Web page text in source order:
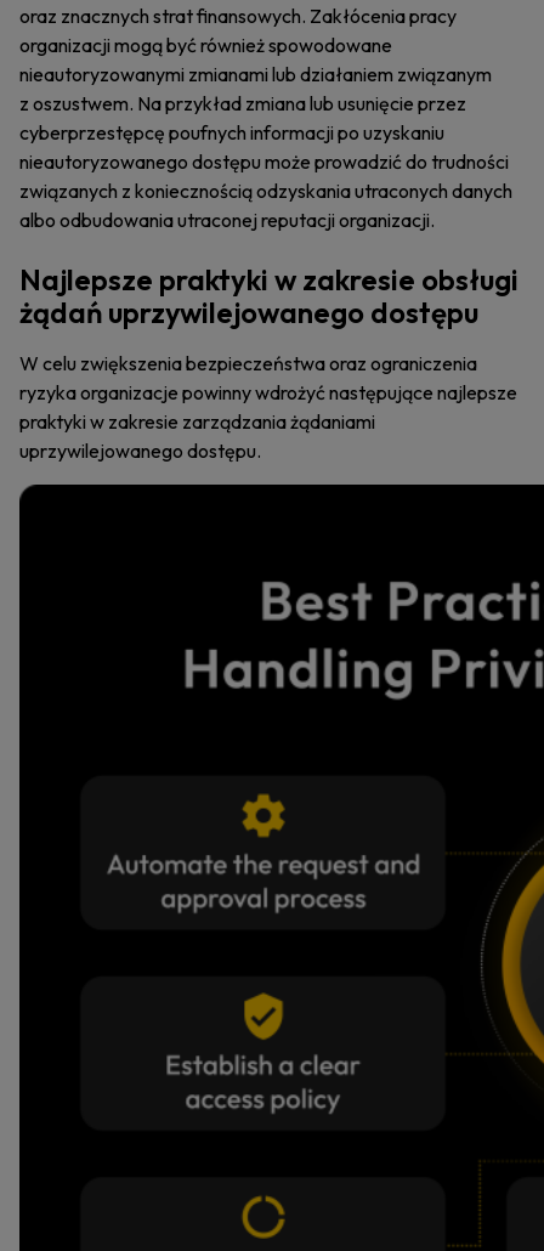
oraz znacznych strat finansowych. Zakłócenia pracy
organizacji mogą być również spowodowane
nieautoryzowanymi zmianami lub działaniem związanym
z oszustwem. Na przykład zmiana lub usunięcie przez
cyberprzestępcę poufnych informacji po uzyskaniu
nieautoryzowanego dostępu może prowadzić do trudności
związanych z koniecznością odzyskania utraconych danych
albo odbudowania utraconej reputacji organizacji.
Najlepsze praktyki w zakresie obsługi
żądań uprzywilejowanego dostępu
W celu zwiększenia bezpieczeństwa oraz ograniczenia
ryzyka organizacje powinny wdrożyć następujące najlepsze
praktyki w zakresie zarządzania żądaniami
uprzywilejowanego dostępu.